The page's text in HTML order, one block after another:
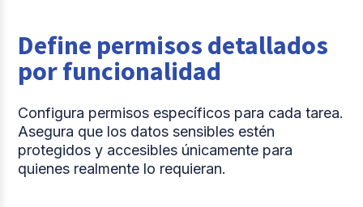
Define permisos detallados
por funcionalidad
Configura permisos específicos para cada tarea.
Asegura que los datos sensibles estén
protegidos y accesibles únicamente para
quienes realmente lo requieran.